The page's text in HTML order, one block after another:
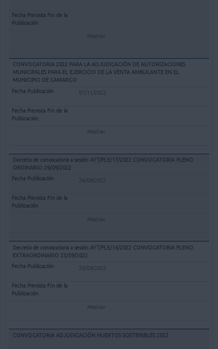
Mostrar
CONVOCATORIA 2022 PARA LA ADJUDICACIÓN DE AUTORIZACIONES
MUNICIPALES PARA EL EJERCICIO DE LA VENTA AMBULANTE EN EL
MUNICIPIO DE CAMARGO
07/11/2022
Mostrar
Decreto de convocatoria a sesión AYT/PLE/17/2022 CONVOCATORIA PLENO
ORDINARIO 29/09/2022
26/09/2022
Mostrar
Decreto de convocatoria a sesión AYT/PLE/16/2022 CONVOCATORIA PLENO
EXTRAORDINARIO 23/09/2022
20/09/2022
Mostrar
CONVOCATORIA ADJUDICACIÓN HUERTOS SOSTENIBLES 2022